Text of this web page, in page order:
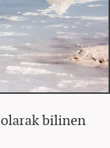
olarak bilinen